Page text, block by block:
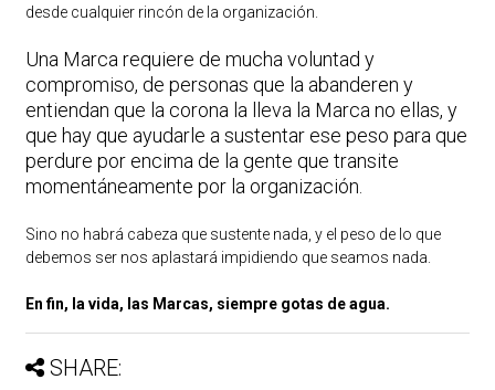
desde cualquier rincón de la organización.
Una Marca requiere de mucha voluntad y
compromiso, de personas que la abanderen y
entiendan que la corona la lleva la Marca no ellas, y
que hay que ayudarle a sustentar ese peso para que
perdure por encima de la gente que transite
momentáneamente por la organización.
Sino no habrá cabeza que sustente nada, y el peso de lo que
debemos ser nos aplastará impidiendo que seamos nada.
En fin, la vida, las Marcas, siempre gotas de agua.
SHARE: